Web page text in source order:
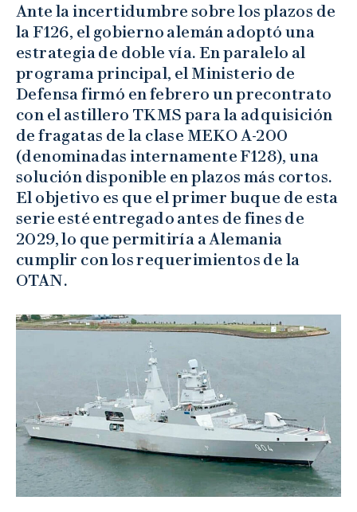
Ante la incertidumbre sobre los plazos de
la F126, el gobierno alemán adoptó una
estrategia de doble vía. En paralelo al
programa principal, el Ministerio de
Defensa firmó en febrero un precontrato
con el astillero TKMS para la adquisición
de fragatas de la clase MEKO A-200
(denominadas internamente F128), una
solución disponible en plazos más cortos.
El objetivo es que el primer buque de esta
serie esté entregado antes de fines de
2029, lo que permitiría a Alemania
cumplir con los requerimientos de la
OTAN.